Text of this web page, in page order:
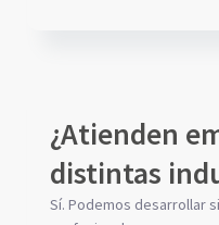
¿Atienden
distintas
Sí. Podemos desarrollar